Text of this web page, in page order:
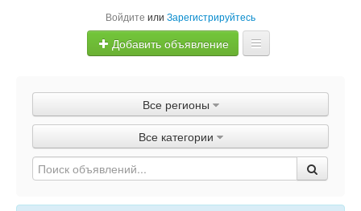
Войдите или Зарегистрируйтесь
Добавить объявление
Объявления
Быстрая продажа
Все регионы
Все категории